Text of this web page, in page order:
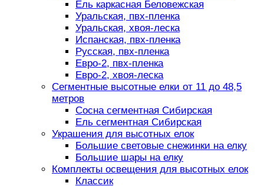
Ель каркасная Беловежская
Уральская, пвх-пленка
Уральская, хвоя-леска
Испанская, пвх-пленка
Русская, пвх-пленка
Евро-2, пвх-пленка
Евро-2, хвоя-леска
Сегментные высотные елки от 11 до 48,5
метров
Сосна сегментная Сибирская
Ель сегментная Сибирская
Украшения для высотных елок
Большие световые снежинки на елку
Большие шары на елку
Комплекты освещения для высотных елок
Классик